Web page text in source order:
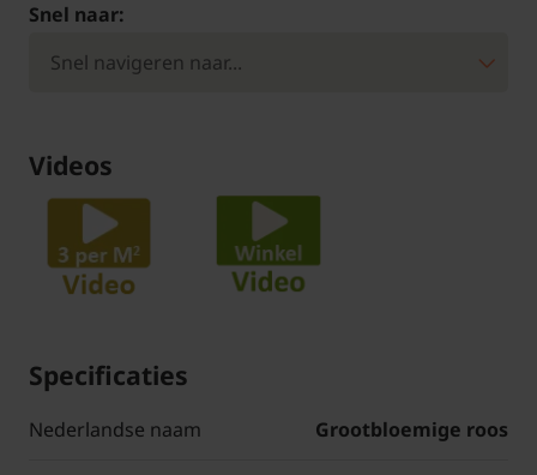
Snel naar:
Videos
Specificaties
Nederlandse naam Grootbloemige roos